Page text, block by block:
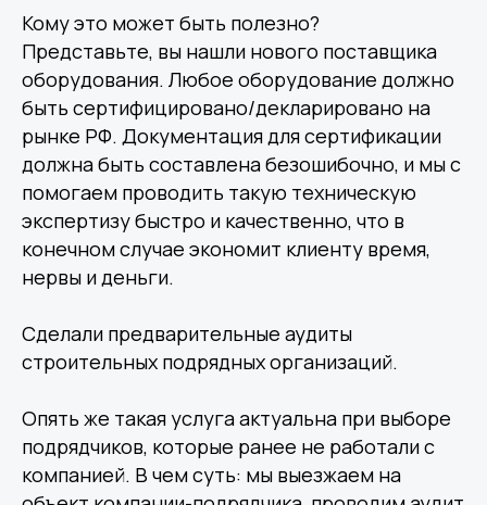
Кому это может быть полезно?
Представьте, вы нашли нового поставщика
оборудования. Любое оборудование должно
быть сертифицировано/декларировано на
рынке РФ. Документация для сертификации
должна быть составлена безошибочно, и мы с
помогаем проводить такую техническую
экспертизу быстро и качественно, что в
конечном случае экономит клиенту время,
нервы и деньги.
Сделали предварительные аудиты
строительных подрядных организаций.
Опять же такая услуга актуальна при выборе
подрядчиков, которые ранее не работали с
компанией. В чем суть: мы выезжаем на